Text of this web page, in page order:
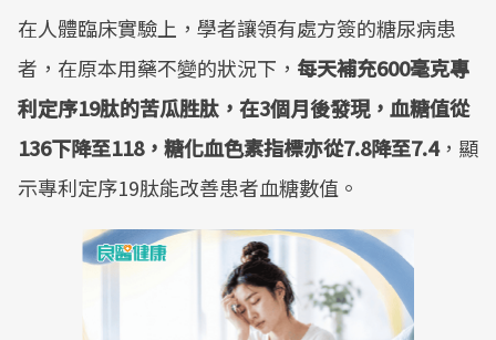
在人體臨床實驗上，學者讓領有處方簽的糖尿病患
者，在原本用藥不變的狀況下， 每天補充600毫克專
利定序19肽的苦瓜胜肽，在3個月後發現，血糖值從
136下降至118，糖化血色素指標亦從7.8降至7.4，顯
示專利定序19肽能改善患者血糖數值。